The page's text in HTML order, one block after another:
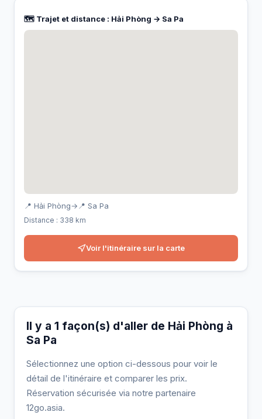
🗺️ Trajet et distance : Hải Phòng → Sa Pa
📍 Hải Phòng→ 📍 Sa Pa
Distance : 338 km
Voir l'itinéraire sur la carte
Il y a 1 façon(s) d'aller de Hải Phòng à
Sa Pa
Sélectionnez une option ci-dessous pour voir le
détail de l'itinéraire et comparer les prix.
Réservation sécurisée via notre partenaire
12go.asia.